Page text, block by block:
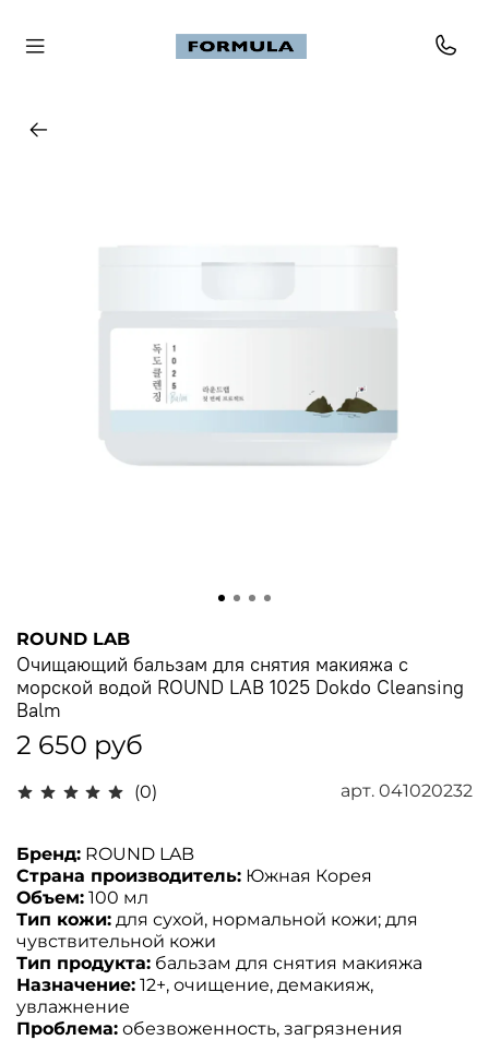
(0) арт. 041020232
ROUND LAB
Очищающий бальзам для снятия макияжа с
морской водой ROUND LAB 1025 Dokdo Cleansing
Balm
2 650 руб
Бренд: ROUND LAB
Страна производитель: Южная Корея
Объем: 100 мл
Тип кожи: для сухой, нормальной кожи; для
чувствительной кожи
Тип продукта: бальзам для снятия макияжа
Назначение: 12+, очищение, демакияж,
увлажнение
Проблема: обезвоженность, загрязнения